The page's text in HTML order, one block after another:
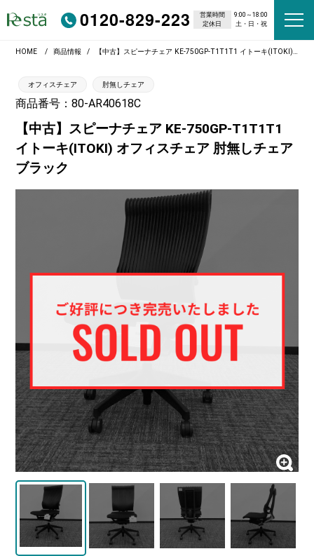
0120-829-223 営業時間
9:00～18:00
定休日
土・日・祝
HOME 商品情報 【中古】スピーナチェア KE-750GP-T1T1T1 イトーキ(ITOKI) オフィスチェア 肘無しチェア ブラック
オフィスチェア 肘無しチェア
商品番号：80-AR40618C
【中古】スピーナチェア KE-750GP-T1T1T1
イトーキ(ITOKI) オフィスチェア 肘無しチェア
ブラック